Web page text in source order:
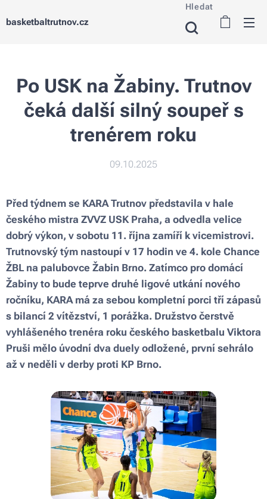
basketbaltrutnov.cz
Hledat
Po USK na Žabiny. Trutnov
čeká další silný soupeř s
trenérem roku
09.10.2025
Před týdnem se KARA Trutnov představila v hale
českého mistra ZVVZ USK Praha, a odvedla velice
dobrý výkon, v sobotu 11. října zamíří k vicemistrovi.
Trutnovský tým nastoupí v 17 hodin ve 4. kole Chance
ŽBL na palubovce Žabin Brno. Zatímco pro domácí
Žabiny to bude teprve druhé ligové utkání nového
ročníku, KARA má za sebou kompletní porci tří zápasů
s bilancí 2 vítězství, 1 porážka. Družstvo čerstvě
vyhlášeného trenéra roku českého basketbalu Viktora
Pruši mělo úvodní dva duely odložené, první sehrálo
až v neděli v derby proti KP Brno.